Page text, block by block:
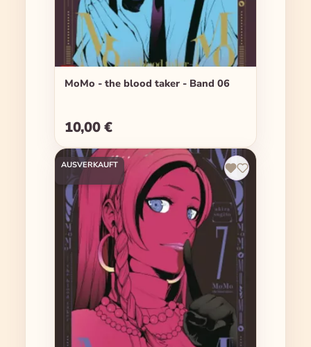
MoMo - the blood taker - Band 06
Regulärer Preis:
10,00 €
AUSVERKAUFT